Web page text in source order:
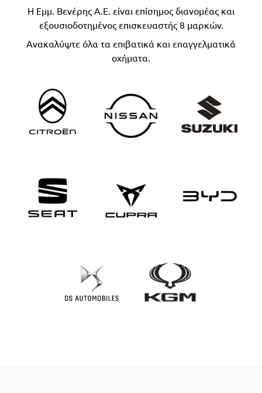
Η Εμμ. Βενέρης Α.Ε. είναι επίσημος διανομέας και
εξουσιοδοτημένος επισκευαστής 8 μαρκών.
Ανακαλύψτε όλα τα επιβατικά και επαγγελματικά
οχήματα.